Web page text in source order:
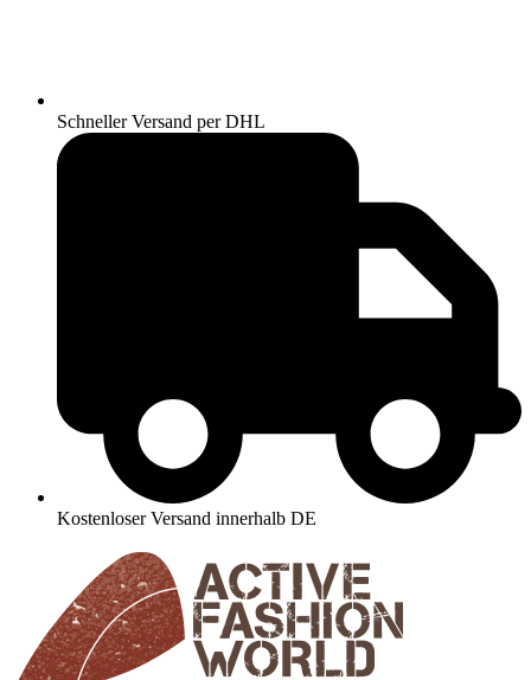
Schneller Versand per DHL
Kostenloser Versand innerhalb DE